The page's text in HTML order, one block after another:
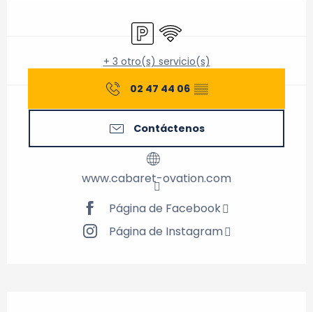
Aparcamiento
Wifi
+ 3 otro(s) servicio(s)
02 47 44 06 ▒▒
Contáctenos
www.cabaret-ovation.com
Página de Facebook
Página de Instagram